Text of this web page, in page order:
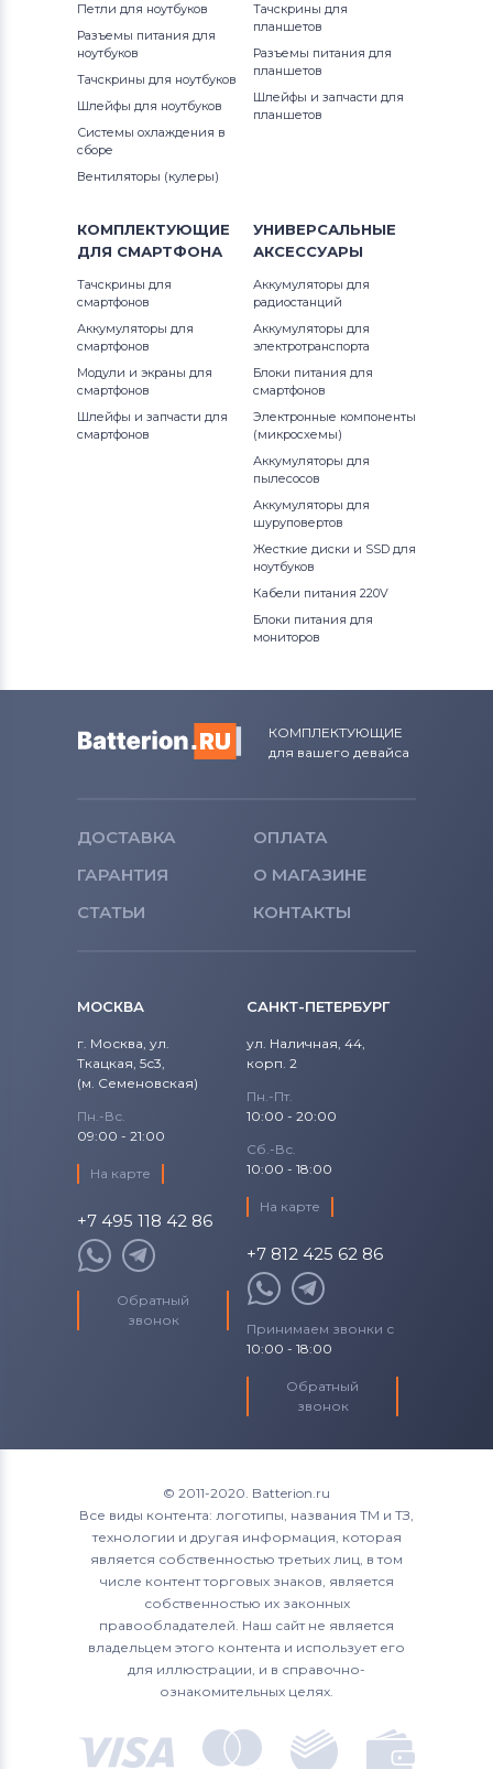
Петли для ноутбуков
Разъемы питания для
ноутбуков
Тачскрины для ноутбуков
Шлейфы для ноутбуков
Системы охлаждения в
сборе
Вентиляторы (кулеры)
Тачскрины для
планшетов
Разъемы питания для
планшетов
Шлейфы и запчасти для
планшетов
КОМПЛЕКТУЮЩИЕ
ДЛЯ СМАРТФОНА
Тачскрины для
смартфонов
Аккумуляторы для
смартфонов
Модули и экраны для
смартфонов
Шлейфы и запчасти для
смартфонов
УНИВЕРСАЛЬНЫЕ
АКСЕССУАРЫ
Аккумуляторы для
радиостанций
Аккумуляторы для
электротранспорта
Блоки питания для
смартфонов
Электронные компоненты
(микросхемы)
Аккумуляторы для
пылесосов
Аккумуляторы для
шуруповертов
Жесткие диски и SSD для
ноутбуков
Кабели питания 220V
Блоки питания для
мониторов
КОМПЛЕКТУЮЩИЕ
для вашего девайса
ДОСТАВКА
ОПЛАТА
ГАРАНТИЯ
О МАГАЗИНЕ
СТАТЬИ
КОНТАКТЫ
МОСКВА
г. Москва, ул.
Ткацкая, 5с3,
(м. Семеновская)
Пн.-Вс.
09:00 - 21:00
На карте
+7 495 118 42 86
Обратный
звонок
САНКТ-ПЕТЕРБУРГ
ул. Наличная, 44,
корп. 2
Пн.-Пт.
10:00 - 20:00
Сб.-Вс.
10:00 - 18:00
На карте
+7 812 425 62 86
Принимаем звонки с
10:00 - 18:00
Обратный
звонок
© 2011-2020. Batterion.ru
Все виды контента: логотипы, названия ТМ и ТЗ,
технологии и другая информация, которая
является собственностью третьих лиц, в том
числе контент торговых знаков, является
собственностью их законных
правообладателей. Наш сайт не является
владельцем этого контента и использует его
для иллюстрации, и в справочно-
ознакомительных целях.